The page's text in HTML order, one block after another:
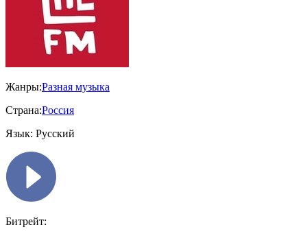
Жанры:Разная музыка
Страна:Россия
Язык: Русский
Битрейт: